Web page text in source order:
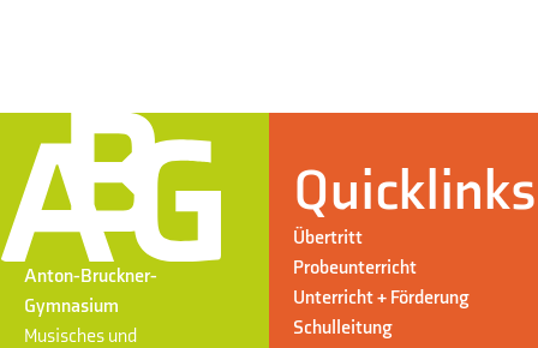
Anton-Bruckner-
Gymnasium
Musisches und
Quicklinks
Übertritt
Probeunterricht
Unterricht + Förderung
Schulleitung